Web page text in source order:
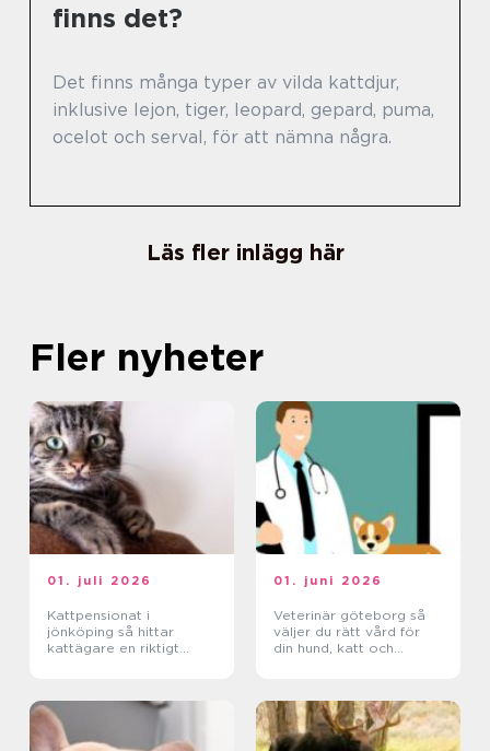
finns det?
Det finns många typer av vilda kattdjur,
inklusive lejon, tiger, leopard, gepard, puma,
ocelot och serval, för att nämna några.
Läs fler inlägg här
Fler nyheter
01. juli 2026
Kattpensionat i
jönköping så hittar
kattägare en riktigt
01. juni 2026
Veterinär göteborg så
väljer du rätt vård för
din hund, katt och